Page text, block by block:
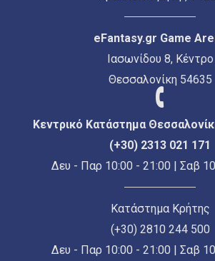
eFantasy.gr Game
Ιασωνίδου 8, Κέντρο
Θεσσαλονίκη 54635
Κεντρικό Κατάστημα
(+30) 2313 021 171
Δευ - Παρ 10:00 - 21:00 | Σαβ
Κατάστημα Κρήτης
(+30) 2810 244 500
Δευ - Παρ 10:00 - 21:00 | Σαβ